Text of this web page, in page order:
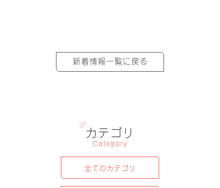
新着情報一覧に戻る
カテゴリ
Category
全てのカテゴリ